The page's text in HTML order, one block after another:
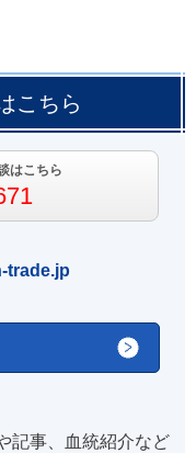
こちら
はこちら
trade.jp
記事、血統紹介など